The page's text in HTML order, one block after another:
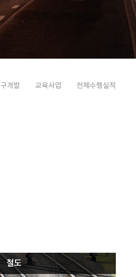
개발 교육사업 전체수행실적
철도